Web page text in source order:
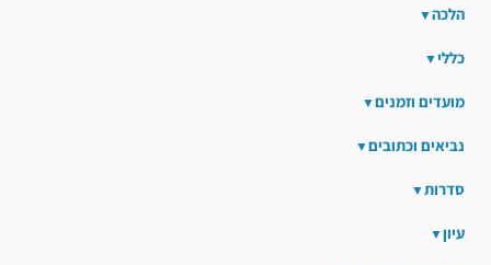
הלכה
כללי
מועדים וזמנים
נביאים וכתובים
סדרות
עיון